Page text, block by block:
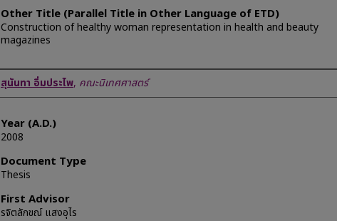
Other Title (Parallel Title in Other Language of ETD)
Construction of healthy woman representation in health and beauty
magazines
Author
สุนันทา อิ่มประไพ, คณะนิเทศศาสตร์
Year (A.D.)
2008
Document Type
Thesis
First Advisor
รจิตลักขณ์ แสงอุไร